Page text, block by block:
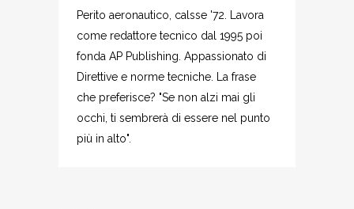
Perito aeronautico, calsse '72. Lavora
come redattore tecnico dal 1995 poi
fonda AP Publishing. Appassionato di
Direttive e norme tecniche. La frase
che preferisce? "Se non alzi mai gli
occhi, ti sembrerà di essere nel punto
più in alto".